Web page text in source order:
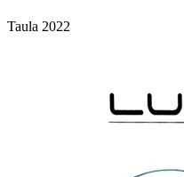
Taula 2022